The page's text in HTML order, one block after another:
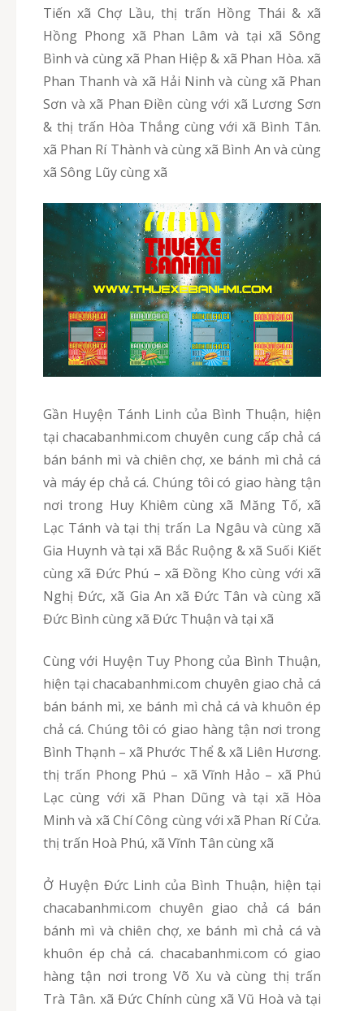
Tiến xã Chợ Lầu, thị trấn Hồng Thái & xã
Hồng Phong xã Phan Lâm và tại xã Sông
Bình và cùng xã Phan Hiệp & xã Phan Hòa. xã
Phan Thanh và xã Hải Ninh và cùng xã Phan
Sơn và xã Phan Điền cùng với xã Lương Sơn
& thị trấn Hòa Thắng cùng với xã Bình Tân.
xã Phan Rí Thành và cùng xã Bình An và cùng
xã Sông Lũy cùng xã
Gần Huyện Tánh Linh của Bình Thuận, hiện
tại chacabanhmi.com chuyên cung cấp chả cá
bán bánh mì và chiên chợ, xe bánh mì chả cá
và máy ép chả cá. Chúng tôi có giao hàng tận
nơi trong Huy Khiêm cùng xã Măng Tố, xã
Lạc Tánh và tại thị trấn La Ngâu và cùng xã
Gia Huynh và tại xã Bắc Ruộng & xã Suối Kiết
cùng xã Đức Phú – xã Đồng Kho cùng với xã
Nghị Đức, xã Gia An xã Đức Tân và cùng xã
Đức Bình cùng xã Đức Thuận và tại xã
Cùng với Huyện Tuy Phong của Bình Thuận,
hiện tại chacabanhmi.com chuyên giao chả cá
bán bánh mì, xe bánh mì chả cá và khuôn ép
chả cá. Chúng tôi có giao hàng tận nơi trong
Bình Thạnh – xã Phước Thể & xã Liên Hương.
thị trấn Phong Phú – xã Vĩnh Hảo – xã Phú
Lạc cùng với xã Phan Dũng và tại xã Hòa
Minh và xã Chí Công cùng với xã Phan Rí Cửa.
thị trấn Hoà Phú, xã Vĩnh Tân cùng xã
Ở Huyện Đức Linh của Bình Thuận, hiện tại
chacabanhmi.com chuyên giao chả cá bán
bánh mì và chiên chợ, xe bánh mì chả cá và
khuôn ép chả cá. chacabanhmi.com có giao
hàng tận nơi trong Võ Xu và cùng thị trấn
Trà Tân. xã Đức Chính cùng xã Vũ Hoà và tại